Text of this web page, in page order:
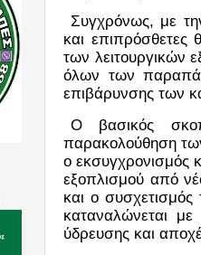
Συγχρόνως, με
και επιπρόσθετες
των λειτουργικών
όλων των
επιβάρυνσης των
Ο βασικός
παρακολούθηση
ο εκσυγχρονισμός
εξοπλισμού από
και ο συσχετισμός
καταναλώνεται με
ύδρευσης και